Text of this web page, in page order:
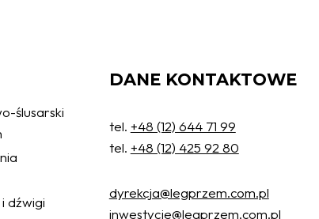
ślusarski
dźwigi
DANE KONTAKTOWE
tel. +48 (12) 644 71 99
tel. +48 (12) 425 92 80
dyrekcja@legprzem.com.pl
inwestycje@legprzem.com.pl